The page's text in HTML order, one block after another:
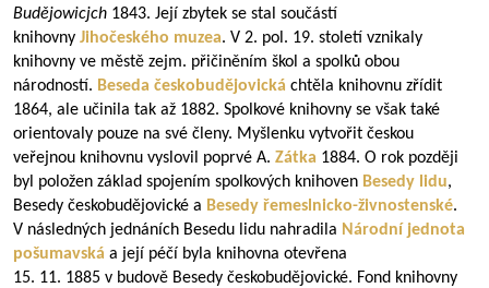
Budějowicjch 1843. Její zbytek se stal součástí
knihovny Jihočeského muzea. V 2. pol. 19. století vznikaly
knihovny ve městě zejm. přičiněním škol a spolků obou
národností. Beseda českobudějovická chtěla knihovnu zřídit
1864, ale učinila tak až 1882. Spolkové knihovny se však také
orientovaly pouze na své členy. Myšlenku vytvořit českou
veřejnou knihovnu vyslovil poprvé A. Zátka 1884. O rok později
byl položen základ spojením spolkových knihoven Besedy lidu,
Besedy českobudějovické a Besedy řemeslnicko-živnostenské.
V následných jednáních Besedu lidu nahradila Národní jednota
pošumavská a její péčí byla knihovna otevřena
15. 11. 1885 v budově Besedy českobudějovické. Fond knihovny